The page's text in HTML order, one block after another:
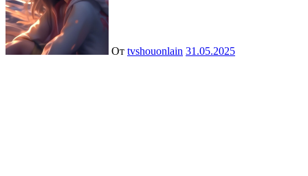
От tvshouonlain 31.05.2025